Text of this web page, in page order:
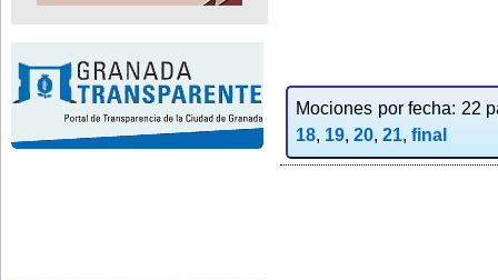
Mociones por fecha: 22
18, 19, 20, 21, final